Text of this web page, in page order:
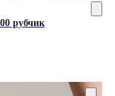
рубчик